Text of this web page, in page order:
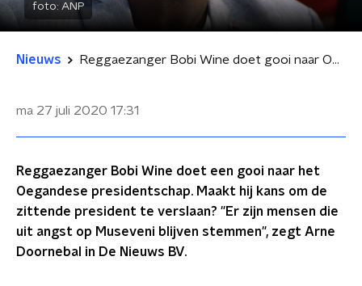
foto: ANP
Nieuws Reggaezanger Bobi Wine doet gooi naar Oegandese presidentschap
ma 27 juli 2020 17:31
Reggaezanger Bobi Wine doet een gooi naar het
Oegandese presidentschap. Maakt hij kans om de
zittende president te verslaan? "Er zijn mensen die
uit angst op Museveni blijven stemmen", zegt Arne
Doornebal in De Nieuws BV.